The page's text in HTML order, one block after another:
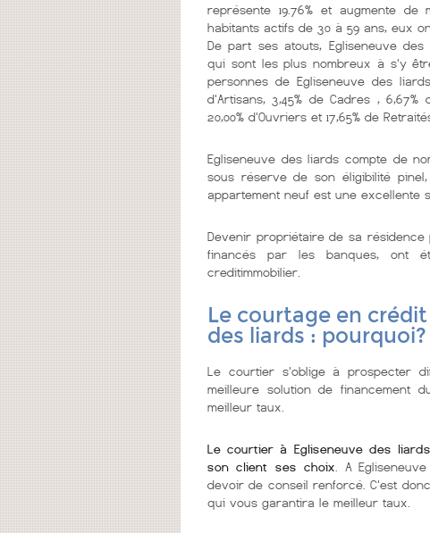
représente 19.76% et augmente de
habitants actifs de 30 à 59 ans, eux
De part ses atouts, Egliseneuve
qui sont les plus nombreux à s'y
personnes de Egliseneuve des
d'Artisans, 3,45% de Cadres , 6,67%
20,00% d'Ouvriers et 17,65% de
Egliseneuve des liards compte de
sous réserve de son éligibilité
appartement neuf est une excellente
Devenir propriétaire de sa résidence
financés par les banques, ont
creditimmobilier.
Le courtage en
des liards : pourquoi?
Le courtier s'oblige à prospecter
meilleure solution de financement
meilleur taux.
Le courtier à Egliseneuve des
son client ses choix . A
devoir de conseil renforcé. C'est
qui vous garantira le meilleur taux.